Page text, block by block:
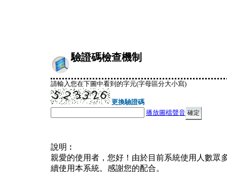
驗證碼檢查機制
請輸入您在下圖中看到的字元(字母區分大小寫)
更換驗證碼
播放圖檔聲音
說明︰
親愛的使用者，您好！由於目前系統使用人數眾
續使用本系統。感謝您的配合。